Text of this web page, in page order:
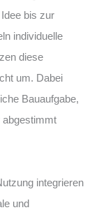
bis zur
individuelle
diese
um. Dabei
Bauaufgabe,
abgestimmt
integrieren
und